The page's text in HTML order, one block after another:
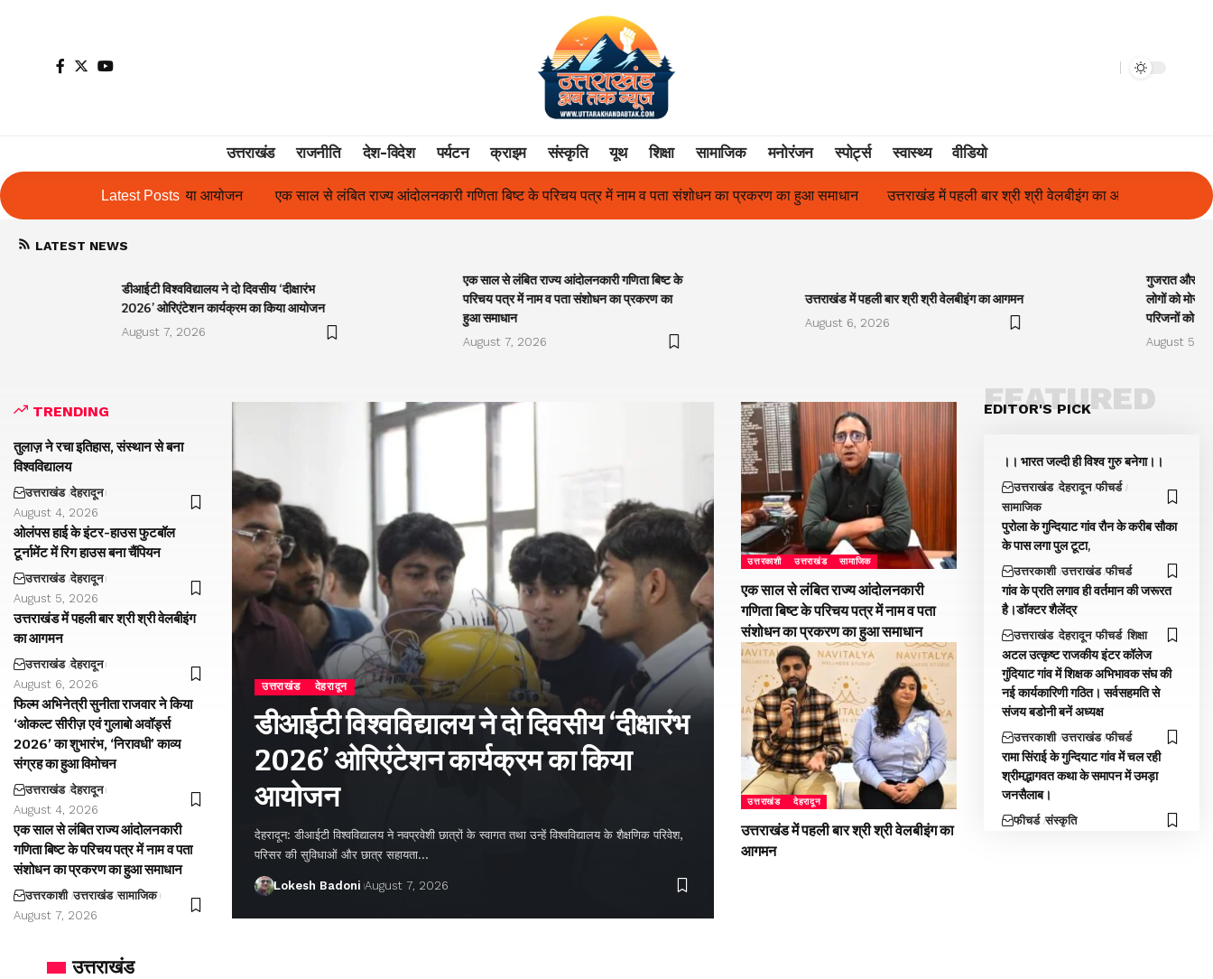
उत्तराखंड राजनीति देश-विदेश पर्यटन क्राइम संस्कृति यूथ शिक्षा सामाजिक मनोरंजन स्पोर्ट्स स्वास्थ्य वीडियो
Latest Posts
किया आयोजन एक साल से लंबित राज्य आंदोलनकारी गणिता बिष्ट के परिचय पत्र में नाम व पता संशोधन का प्रकरण का हुआ समाधान उत्तराखंड में पहली बार श्री श्री वेलबीइंग का आगमन गुजरात और केरल में अतिवृष्टि के कारण
LATEST NEWS
डीआईटी विश्वविद्यालय ने दो दिवसीय ‘दीक्षारंभ
2026’ ओरिएंटेशन कार्यक्रम का किया आयोजन
August 7, 2026
एक साल से लंबित राज्य आंदोलनकारी गणिता बिष्ट के
परिचय पत्र में नाम व पता संशोधन का प्रकरण का
हुआ समाधान
August 7, 2026
उत्तराखंड में पहली बार श्री श्री वेलबीइंग का आगमन
August 6, 2026
गुजरात और
लोगों को
परिजनों को
August 5,
TRENDING
तुलाज़ ने रचा इतिहास, संस्थान से बना
विश्वविद्यालय
उत्तराखंड देहरादून
August 4, 2026
ओलंपस हाई के इंटर-हाउस फुटबॉल
टूर्नामेंट में रिग हाउस बना चैंपियन
उत्तराखंड देहरादून
August 5, 2026
उत्तराखंड में पहली बार श्री श्री वेलबीइंग
का आगमन
उत्तराखंड देहरादून
August 6, 2026
फिल्म अभिनेत्री सुनीता राजवार ने किया
‘ओकल्ट सीरीज़ एवं गुलाबो अवॉर्ड्स
2026’ का शुभारंभ, ‘निरावधी’ काव्य
संग्रह का हुआ विमोचन
उत्तराखंड देहरादून
August 4, 2026
एक साल से लंबित राज्य आंदोलनकारी
गणिता बिष्ट के परिचय पत्र में नाम व पता
संशोधन का प्रकरण का हुआ समाधान
उत्तरकाशी उत्तराखंड सामाजिक
August 7, 2026
उत्तराखंड देहरादून
डीआईटी विश्वविद्यालय ने दो दिवसीय ‘दीक्षारंभ
2026’ ओरिएंटेशन कार्यक्रम का किया
आयोजन
देहरादून: डीआईटी विश्वविद्यालय ने नवप्रवेशी छात्रों के स्वागत तथा उन्हें विश्वविद्यालय के शैक्षणिक परिवेश,
परिसर की सुविधाओं और छात्र सहायता…
Lokesh Badoni August 7, 2026
उत्तरकाशी उत्तराखंड सामाजिक
एक साल से लंबित राज्य आंदोलनकारी
गणिता बिष्ट के परिचय पत्र में नाम व पता
संशोधन का प्रकरण का हुआ समाधान
उत्तराखंड देहरादून
उत्तराखंड में पहली बार श्री श्री वेलबीइंग का
आगमन
EDITOR'S PICK
FEATURED
।। भारत जल्दी ही विश्व गुरु बनेगा।।
उत्तराखंड देहरादून फीचर्ड
सामाजिक
पुरोला के गुन्दियाट गांव रौन के करीब सौका
के पास लगा पुल टूटा,
उत्तरकाशी उत्तराखंड फीचर्ड
गांव के प्रति लगाव ही वर्तमान की जरूरत
है।डॉक्टर शैलेंद्र
उत्तराखंड देहरादून फीचर्ड शिक्षा
अटल उत्कृष्ट राजकीय इंटर कॉलेज
गुंदियाट गांव में शिक्षक अभिभावक संघ की
नई कार्यकारिणी गठित। सर्वसहमति से
संजय बडोनी बनें अध्यक्ष
उत्तरकाशी उत्तराखंड फीचर्ड
रामा सिंराई के गुन्दियाट गांव में चल रही
श्रीमद्भागवत कथा के समापन में उमड़ा
जनसैलाब।
फीचर्ड संस्कृति
उत्तराखंड